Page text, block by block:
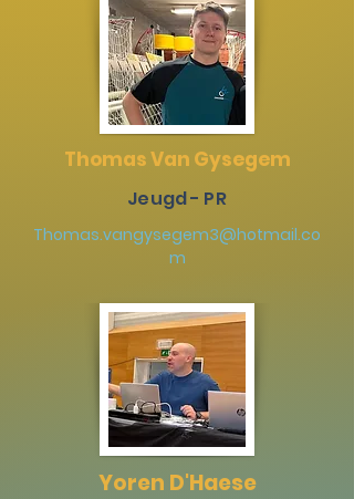
Thomas Van Gysegem
Jeugd - PR
Thomas.vangysegem3@hotmail.co
m
Yoren D'Haese